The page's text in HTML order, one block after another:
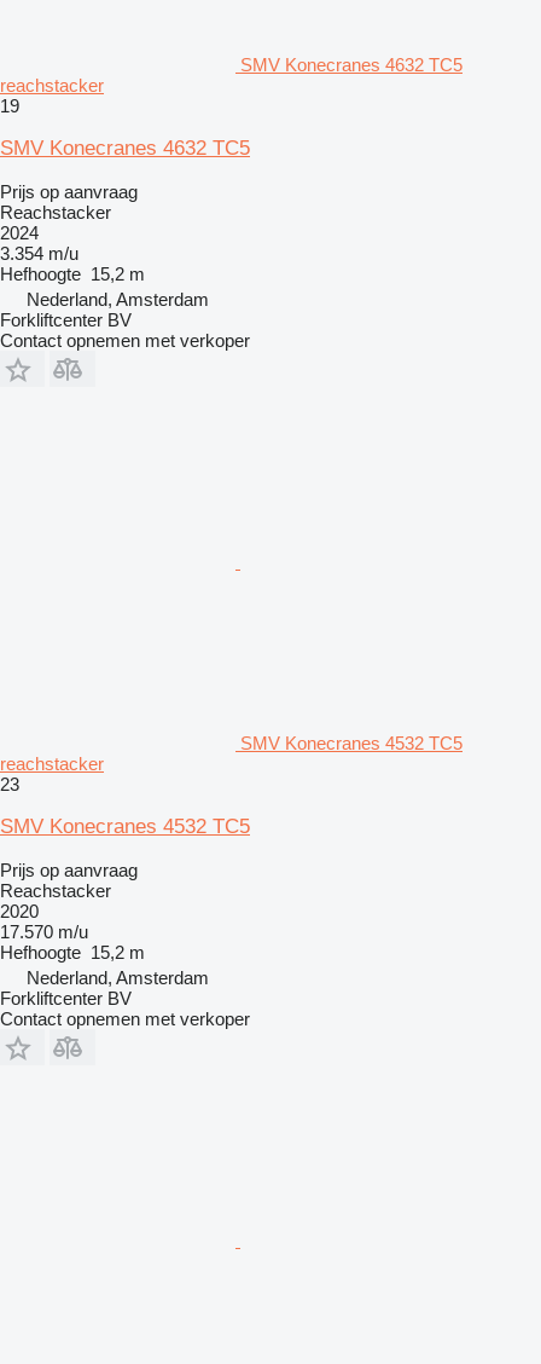
SMV Konecranes 4632 TC5
reachstacker
19
SMV Konecranes 4632 TC5
Prijs op aanvraag
Reachstacker
2024
3.354 m/u
Hefhoogte 15,2 m
Nederland, Amsterdam
Forkliftcenter BV
Contact opnemen met verkoper
SMV Konecranes 4532 TC5
reachstacker
23
SMV Konecranes 4532 TC5
Prijs op aanvraag
Reachstacker
2020
17.570 m/u
Hefhoogte 15,2 m
Nederland, Amsterdam
Forkliftcenter BV
Contact opnemen met verkoper